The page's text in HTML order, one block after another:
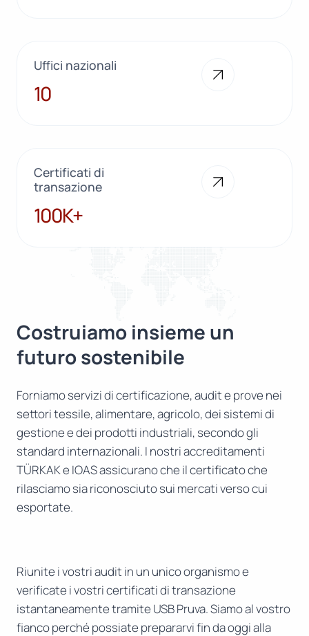
Uffici nazionali
10
10
Certificati di
transazione
100K+
100K+
Costruiamo insieme un
futuro sostenibile
Forniamo servizi di certificazione, audit e prove nei
settori tessile, alimentare, agricolo, dei sistemi di
gestione e dei prodotti industriali, secondo gli
standard internazionali. I nostri accreditamenti
TÜRKAK e IOAS assicurano che il certificato che
rilasciamo sia riconosciuto sui mercati verso cui
esportate.
Riunite i vostri audit in un unico organismo e
verificate i vostri certificati di transazione
istantaneamente tramite USB Pruva. Siamo al vostro
fianco perché possiate prepararvi fin da oggi alla